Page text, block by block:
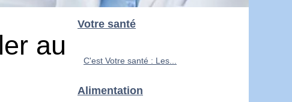
au
Votre santé
C'est Votre santé : Les...
Alimentation